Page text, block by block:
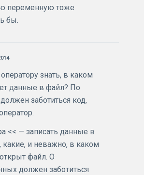
переменную тоже
бы.
знать, в каком
данные в файл? По
заботиться код,
<< — записать данные в
какие, и неважно, в каком
файл. О
должен заботиться